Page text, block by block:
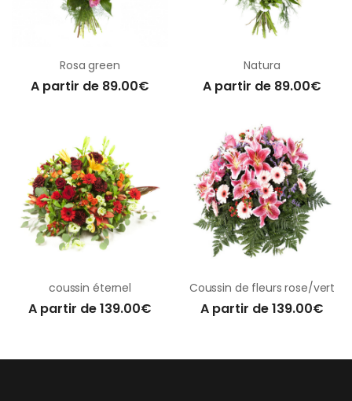
Rosa green
A partir de 89.00€
Natura
A partir de 89.00€
coussin éternel
A partir de 139.00€
Coussin de fleurs rose/vert
A partir de 139.00€